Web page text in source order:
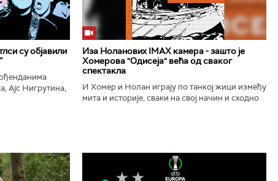
су објавили
Ајс Нигрутина,
Иза Ноланових IMAX камера - зашто је
Хомерова "Одисеја" већа од сваког
спектакла
И Хомер и Нолан играју по танкој жици између
мита и историје, сваки на свој начин и сходно